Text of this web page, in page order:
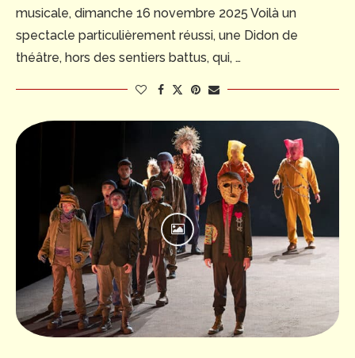
musicale, dimanche 16 novembre 2025 Voilà un
spectacle particulièrement réussi, une Didon de
théâtre, hors des sentiers battus, qui, …